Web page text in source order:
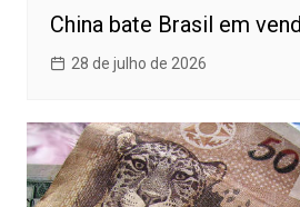
China bate Brasil em
28 de julho de 2026